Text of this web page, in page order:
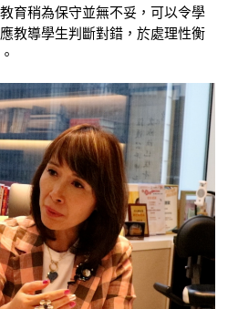
育稍為保守並無不妥，可以令學
教導學生判斷對錯，於處理性衡